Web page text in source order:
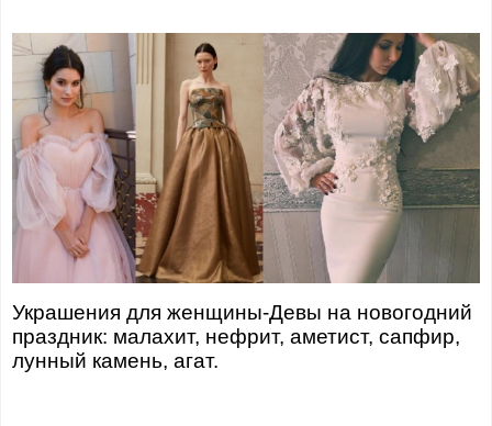
Украшения для женщины-Девы на новогодний
праздник: малахит, нефрит, аметист, сапфир,
лунный камень, агат.